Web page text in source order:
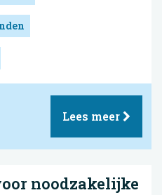
Lees meer
noodzakelijke